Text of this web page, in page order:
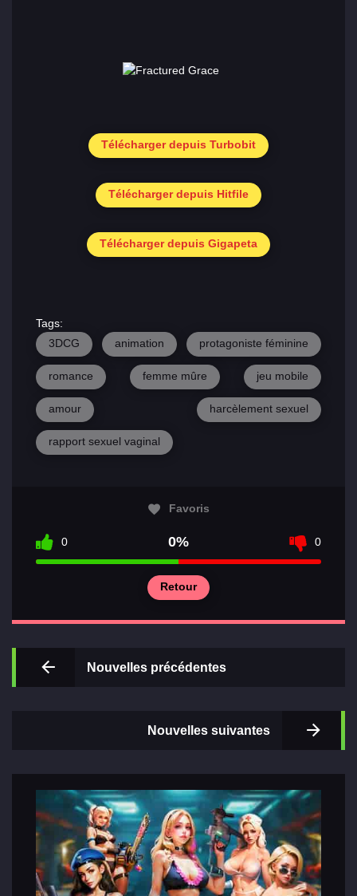
Principal
Sections
de jeux
Télécharger depuis Turbobit
Télécharger depuis Hitfile
Télécharger depuis Gigapeta
Tags:
3DCG
animation protagoniste féminine
romance femme mûre jeu mobile
amour harcèlement sexuel
rapport sexuel vaginal
Favoris
0 0% 0
Retour
Nouvelles précédentes
Nouvelles suivantes